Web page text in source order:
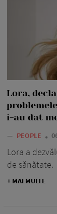
Lora,
i-au dat
— PEOPLE
Lora a
de sănătate.
+ MAI MULTE